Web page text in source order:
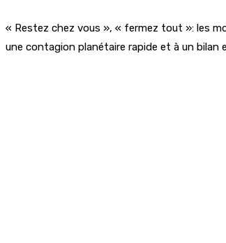
« Restez chez vous », « fermez tout »: les
une contagion planétaire rapide et à un bilan